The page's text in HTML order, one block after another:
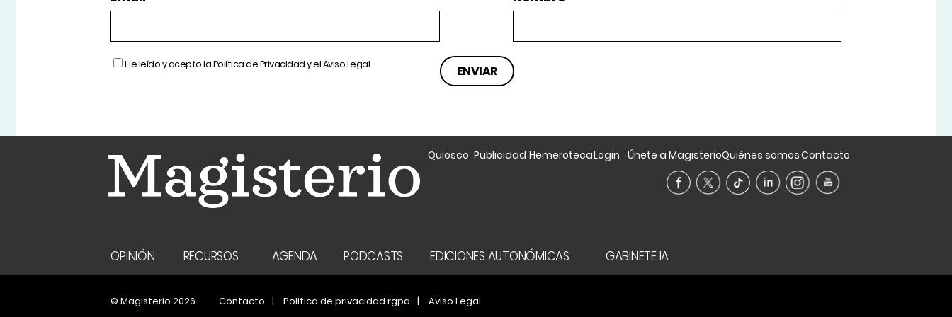
He leído y acepto laPolítica de Privacidady elAviso Legal
Quiosco Publicidad HemerotecaLogin Únete a MagisterioQuiénes somosContacto
OPINIÓN RECURSOS AGENDA PODCASTS EDICIONES AUTONÓMICAS GABINETE IA
© Magisterio 2026 Contacto Politica de privacidad rgpd Aviso Legal